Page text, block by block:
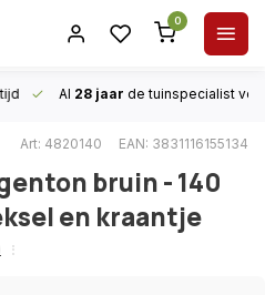
0
Al 28 jaar de tuinspecialist
Art: 4820140 EAN: 3831116155134
bruin - 140
en kraantje